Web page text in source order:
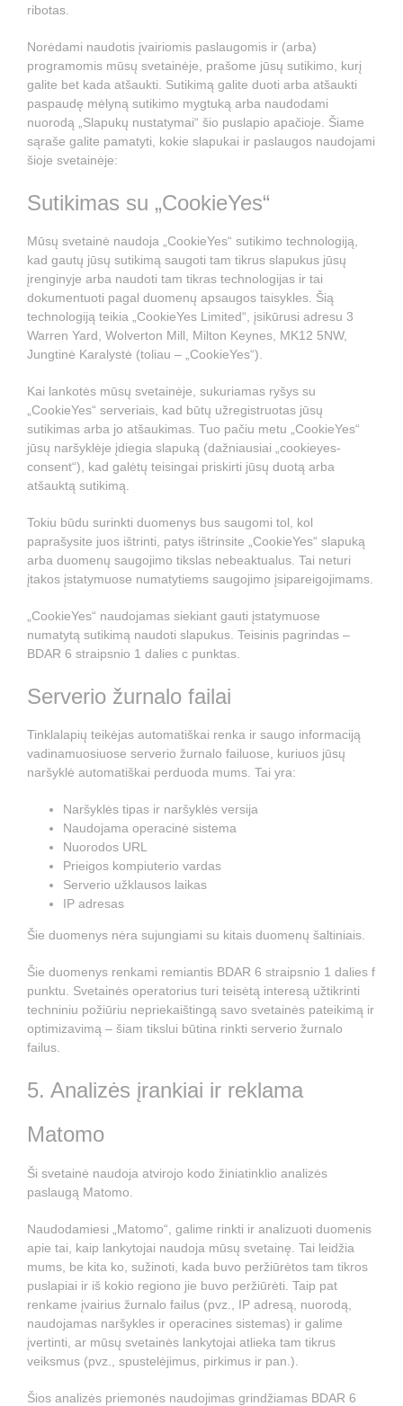
ribotas.
Norėdami naudotis įvairiomis paslaugomis ir (arba)
programomis mūsų svetainėje, prašome jūsų sutikimo, kurį
galite bet kada atšaukti. Sutikimą galite duoti arba atšaukti
paspaudę mėlyną sutikimo mygtuką arba naudodami
nuorodą „Slapukų nustatymai“ šio puslapio apačioje. Šiame
sąraše galite pamatyti, kokie slapukai ir paslaugos naudojami
šioje svetainėje:
Sutikimas su „CookieYes“
Mūsų svetainė naudoja „CookieYes“ sutikimo technologiją,
kad gautų jūsų sutikimą saugoti tam tikrus slapukus jūsų
įrenginyje arba naudoti tam tikras technologijas ir tai
dokumentuoti pagal duomenų apsaugos taisykles. Šią
technologiją teikia „CookieYes Limited“, įsikūrusi adresu 3
Warren Yard, Wolverton Mill, Milton Keynes, MK12 5NW,
Jungtinė Karalystė (toliau – „CookieYes“).
Kai lankotės mūsų svetainėje, sukuriamas ryšys su
„CookieYes“ serveriais, kad būtų užregistruotas jūsų
sutikimas arba jo atšaukimas. Tuo pačiu metu „CookieYes“
jūsų naršyklėje įdiegia slapuką (dažniausiai „cookieyes-
consent“), kad galėtų teisingai priskirti jūsų duotą arba
atšauktą sutikimą.
Tokiu būdu surinkti duomenys bus saugomi tol, kol
paprašysite juos ištrinti, patys ištrinsite „CookieYes“ slapuką
arba duomenų saugojimo tikslas nebeaktualus. Tai neturi
įtakos įstatymuose numatytiems saugojimo įsipareigojimams.
„CookieYes“ naudojamas siekiant gauti įstatymuose
numatytą sutikimą naudoti slapukus. Teisinis pagrindas –
BDAR 6 straipsnio 1 dalies c punktas.
Serverio žurnalo failai
Tinklalapių teikėjas automatiškai renka ir saugo informaciją
vadinamuosiuose serverio žurnalo failuose, kuriuos jūsų
naršyklė automatiškai perduoda mums. Tai yra:
Naršyklės tipas ir naršyklės versija
Naudojama operacinė sistema
Nuorodos URL
Prieigos kompiuterio vardas
Serverio užklausos laikas
IP adresas
Šie duomenys nėra sujungiami su kitais duomenų šaltiniais.
Šie duomenys renkami remiantis BDAR 6 straipsnio 1 dalies f
punktu. Svetainės operatorius turi teisėtą interesą užtikrinti
techniniu požiūriu nepriekaištingą savo svetainės pateikimą ir
optimizavimą – šiam tikslui būtina rinkti serverio žurnalo
failus.
5. Analizės įrankiai ir reklama
Matomo
Ši svetainė naudoja atvirojo kodo žiniatinklio analizės
paslaugą Matomo.
Naudodamiesi „Matomo“, galime rinkti ir analizuoti duomenis
apie tai, kaip lankytojai naudoja mūsų svetainę. Tai leidžia
mums, be kita ko, sužinoti, kada buvo peržiūrėtos tam tikros
puslapiai ir iš kokio regiono jie buvo peržiūrėti. Taip pat
renkame įvairius žurnalo failus (pvz., IP adresą, nuorodą,
naudojamas naršykles ir operacines sistemas) ir galime
įvertinti, ar mūsų svetainės lankytojai atlieka tam tikrus
veiksmus (pvz., spustelėjimus, pirkimus ir pan.).
Šios analizės priemonės naudojimas grindžiamas BDAR 6